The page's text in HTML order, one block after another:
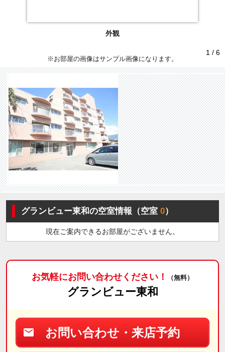
外観
1 / 6
※お部屋の画像はサンプル画像になります。
グランビュー東和の空室情報（空室0）
現在ご案内できるお部屋がございません。
お気軽にお問い合わせください！ （無料）
グランビュー東和
お問い合わせ・来店予約